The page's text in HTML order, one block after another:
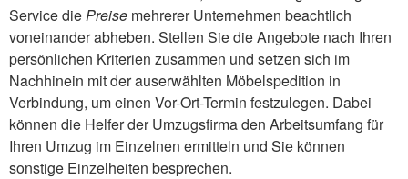
Service diePreise mehrerer Unternehmen beachtlich
voneinander abheben. Stellen Sie die Angebote nach Ihren
persönlichen Kriterien zusammen und setzen sich im
Nachhinein mit der auserwählten Möbelspedition in
Verbindung, um einen Vor-Ort-Termin festzulegen. Dabei
können die Helfer der Umzugsfirma den Arbeitsumfang für
Ihren Umzug im Einzelnen ermitteln und Sie können
sonstige Einzelheiten besprechen.